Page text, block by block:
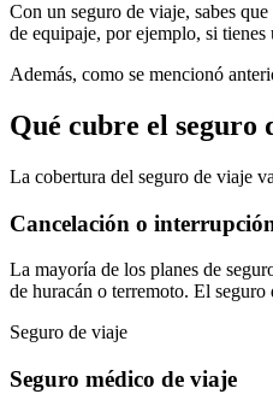
Con un seguro de viaje, sabes
de equipaje, por ejemplo, si
Además, como se mencionó
Qué cubre el seguro
La cobertura del seguro de viaje
Cancelación o
La mayoría de los planes de
de huracán o terremoto. El
Seguro de viaje
Seguro médico de viaje